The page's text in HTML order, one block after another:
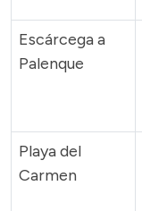
Escárcega a
Palenque
Playa del
Carmen